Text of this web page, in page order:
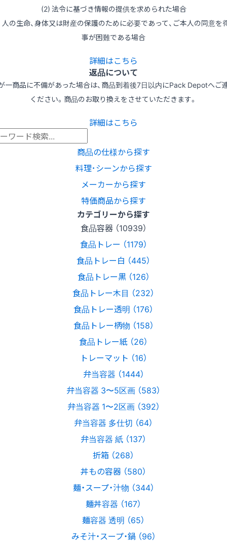
(2) 法令に基づき情報の提供を求められた場合
の生命、身体又は財産の保護のために必要であって、ご本人の同意を
事が困難である場合
詳細はこちら
返品について
一商品に不備があった場合は、商品到着後7日以内にPack Depotへご
ください。商品のお取り換えをさせていただきます。
詳細はこちら
商品の仕様から探す
料理･シーンから探す
メーカーから探す
特価商品から探す
カテゴリーから探す
食品容器 （10939）
食品トレー （1179）
食品トレー白 （445）
食品トレー黒 （126）
食品トレー木目 （232）
食品トレー透明 （176）
食品トレー柄物 （158）
食品トレー紙 （26）
トレーマット （16）
弁当容器 （1444）
弁当容器 3〜5区画 （583）
弁当容器 1〜2区画 （392）
弁当容器 多仕切 （64）
弁当容器 紙 （137）
折箱 （268）
丼もの容器 （580）
麺・スープ・汁物 （344）
麺丼容器 （167）
麺容器 透明 （65）
みそ汁・スープ・鍋 （96）